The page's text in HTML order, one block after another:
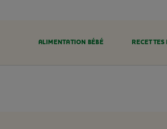
ALIMENTATION BÉBÉ